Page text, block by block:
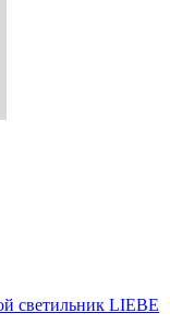
светильник LIEBE